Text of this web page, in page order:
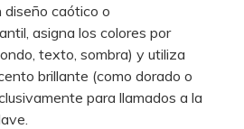
caótico o
asigna los colores por
texto, sombra) y utiliza
brillante (como dorado o
para llamados a la